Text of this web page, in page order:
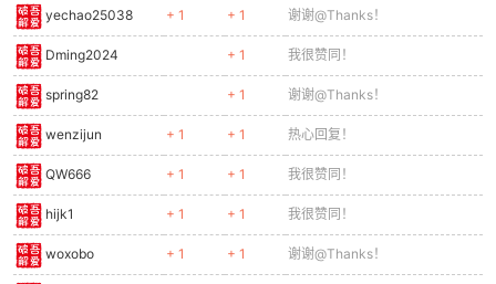
yechao25038 + 1 + 1 谢谢@Thanks！
Dming2024 + 1 我很赞同！
spring82 + 1 谢谢@Thanks！
wenzijun + 1 + 1 热心回复！
QW666 + 1 + 1 我很赞同！
hijk1 + 1 + 1 我很赞同！
woxobo + 1 + 1 谢谢@Thanks！